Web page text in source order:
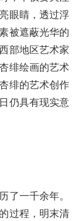
眼睛，透过浮
被遮蔽光华的
部地区艺术家
绯绘画的艺术
绯的艺术创作
仍具有现实意
了一千余年。
过程，明末清